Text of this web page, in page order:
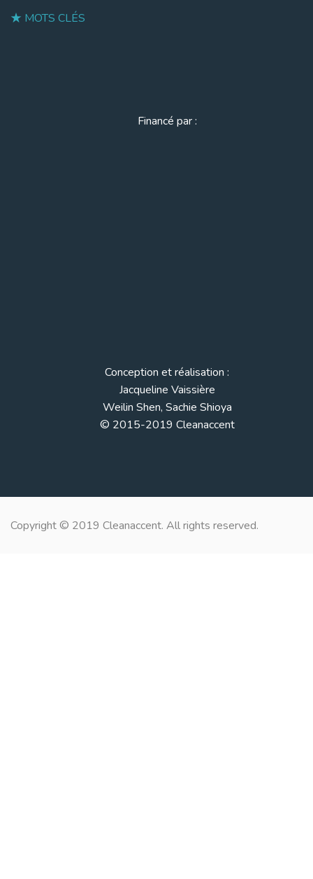
MOTS CLÉS
Financé par :
Conception et réalisation :
Jacqueline Vaissière
Weilin Shen, Sachie Shioya
© 2015-2019 Cleanaccent
Copyright © 2019 Cleanaccent. All rights reserved.